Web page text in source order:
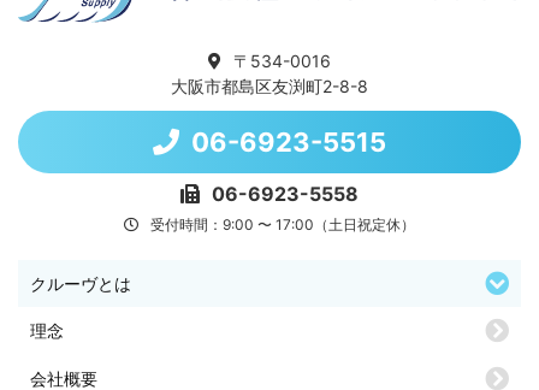
〒534-0016
大阪市都島区友渕町2-8-8
06-6923-5515
06-6923-5558
受付時間：9:00 〜 17:00（土日祝定休）
クルーヴとは
理念
会社概要